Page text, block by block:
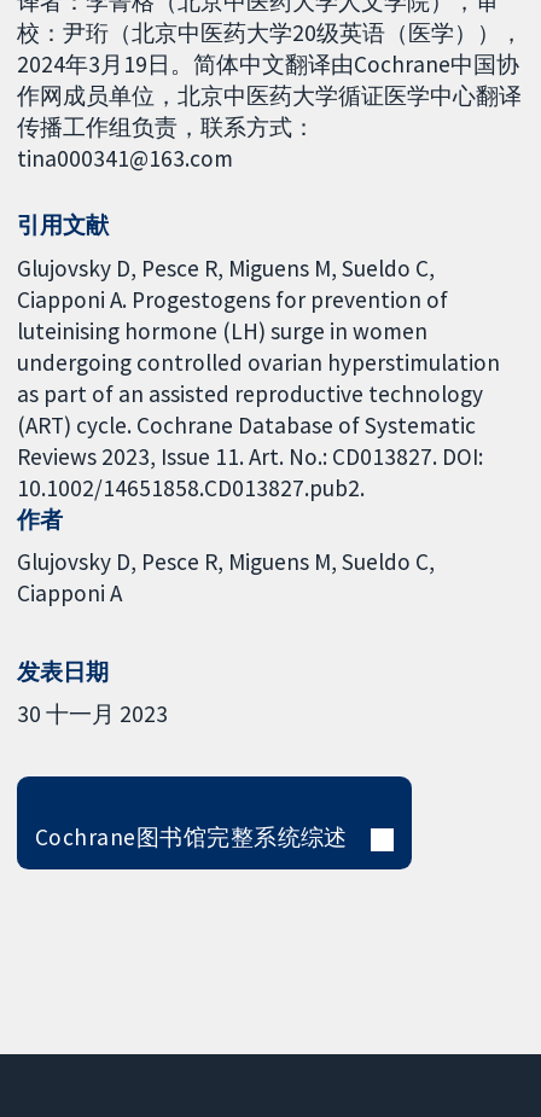
校：尹珩（北京中医药大学20级英语（医学）），
2024年3月19日。简体中文翻译由Cochrane中国协
作网成员单位，北京中医药大学循证医学中心翻译
传播工作组负责，联系方式：
tina000341@163.com
引用文献
Glujovsky D, Pesce R, Miguens M, Sueldo C,
Ciapponi A. Progestogens for prevention of
luteinising hormone (LH) surge in women
undergoing controlled ovarian hyperstimulation
as part of an assisted reproductive technology
(ART) cycle. Cochrane Database of Systematic
Reviews 2023, Issue 11. Art. No.: CD013827. DOI:
10.1002/14651858.CD013827.pub2.
作者
Glujovsky D Pesce R Miguens M Sueldo C
Ciapponi A
发表日期
30 十一月 2023
Cochrane图书馆完整系统综述